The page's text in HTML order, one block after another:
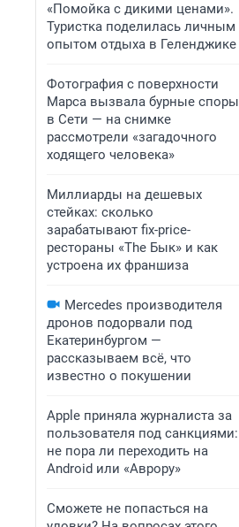
«Помойка с дикими ценами».
Туристка поделилась личным
опытом отдыха в Геленджике
Фотография с поверхности
Марса вызвала бурные споры
в Сети — на снимке
рассмотрели «загадочного
ходящего человека»
Миллиарды на дешевых
стейках: сколько
зарабатывают fix-price-
рестораны «The Бык» и как
устроена их франшиза
Mercedes производителя
дронов подорвали под
Екатеринбургом —
рассказываем всё, что
известно о покушении
Apple приняла журналиста за
пользователя под санкциями:
не пора ли переходить на
Android или «Аврору»
Сможете не попасться на